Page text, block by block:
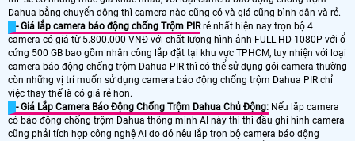
Dahua bằng chuyển động thì camera nào cũng có và giá cũng bình dân và rẻ.
- Giá lắp camera báo động chống Trộm PIRrẻ nhất hiện nay trọn bộ 4
camera có giá từ 5.800.000 VNĐ với chất lượng hình ảnh FULL HD 1080P với ổ
cứng 500 GB bao gồm nhân công lắp đặt tại khu vực TPHCM, tuy nhiện với loại
camera báo động chống trộm Dahua PIR thì có thể sử dụng gói camera thường
còn những vị trí muốn sử dụng camera báo động chống trộm Dahua PIR chỉ
việc thay thế là có giá rẻ hơn.
- Giá Lắp Camera Báo Động Chống Trộm Dahua Chủ Động: Nếu lắp camera
có báo động chống trộm Dahua thông minh AI này thì thì đầu ghi hình camera
cũng phải tích hợp công nghệ AI do đó nêu lắp trọn bộ camera báo động